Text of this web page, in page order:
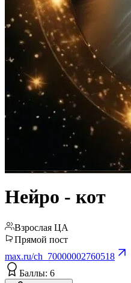
Нейро - кот
Взрослая ЦА
Прямой пост
max.ru/ch_70000002760518
Баллы: 6